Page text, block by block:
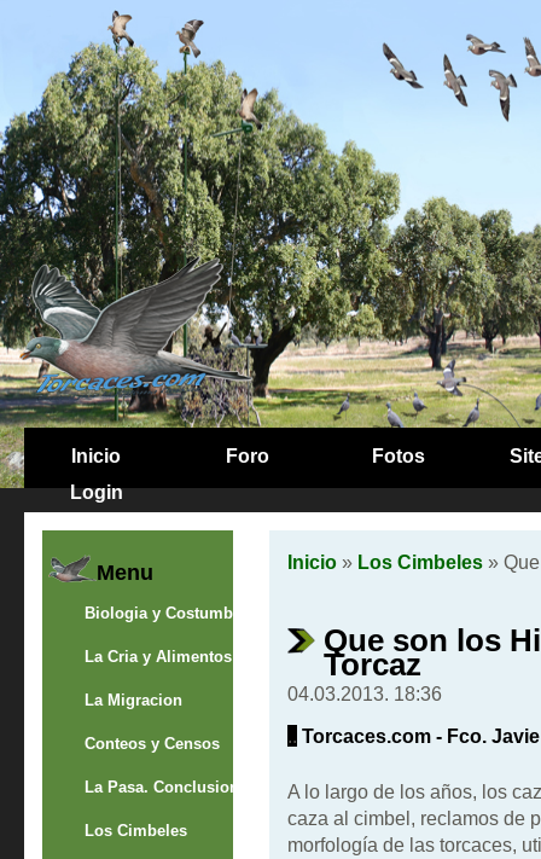
Inicio Foro Fotos
Login
Menu
Biologia y Costumbres
La Cria y Alimentos
La Migracion
Conteos y Censos
La Pasa. Conclusion
Los Cimbeles
Inicio» Los Cimbeles» Que
Que son los
Torcaz
04.03.2013. 18:36
.. Torcaces.com - Fco.
A lo largo de los años, los
caza al cimbel, reclamos de
morfología de las torcaces,